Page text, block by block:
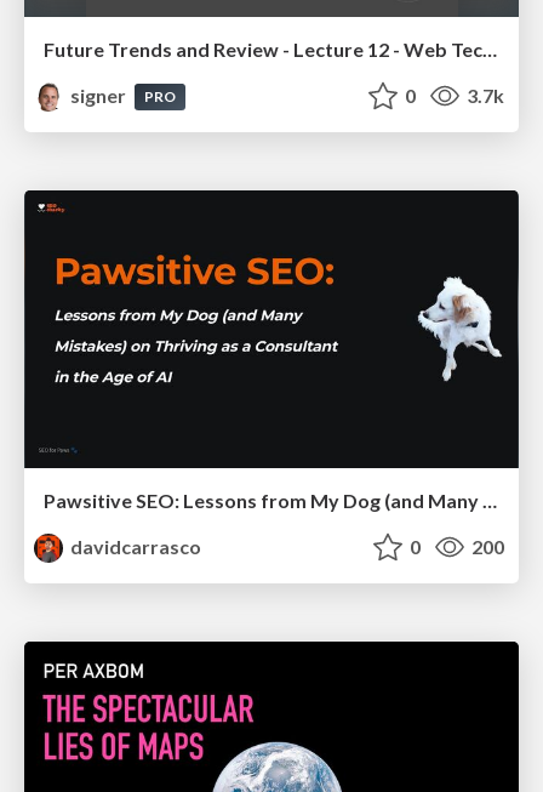
Future Trends and Review - Lecture 12 - Web Technologies (1019888BNR)
signer
PRO 0 3.7k
Pawsitive SEO: Lessons from My Dog (and Many Mistakes) on Thriving as a Consultant in the Age of AI
davidcarrasco
0 200